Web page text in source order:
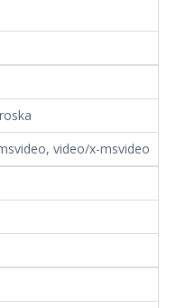
video/x-msvideo